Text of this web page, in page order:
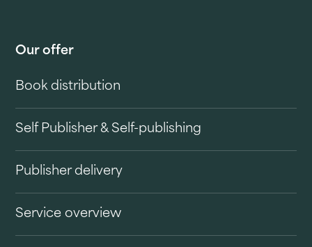
Our offer
Book distribution
Self Publisher & Self-publishing
Publisher delivery
Service overview